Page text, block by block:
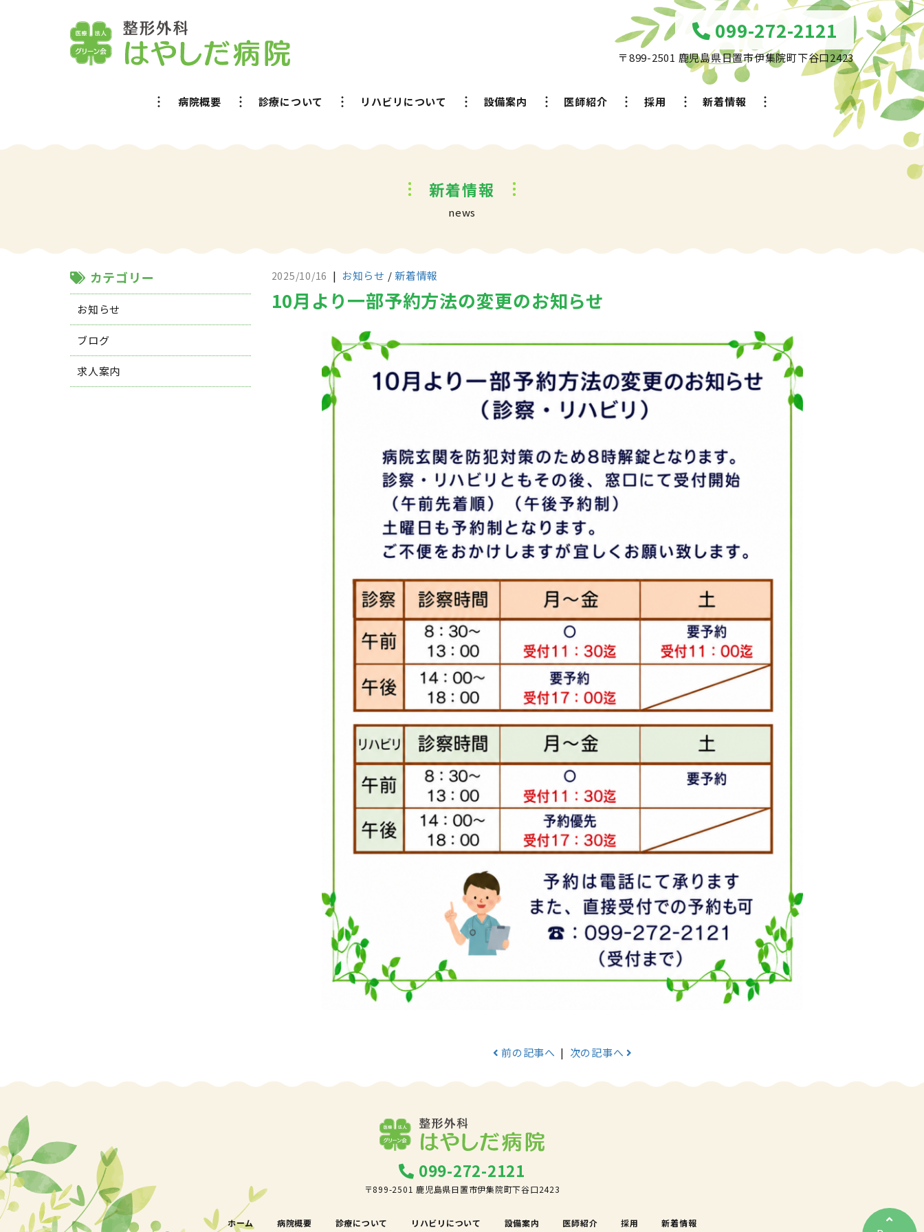
099-272-2121
〒899-2501 鹿児島県日置市伊集院町下谷口2423
病院概要 診療について リハビリについて 設備案内 医師紹介 採用 新着情報
新着情報
news
カテゴリー
お知らせ
ブログ
求人案内
2025/10/16 | お知らせ / 新着情報
10月より一部予約方法の変更のお知らせ
前の記事へ | 次の記事へ
099-272-2121
〒899-2501 鹿児島県日置市伊集院町下谷口2423
ホーム 病院概要 診療について リハビリについて 設備案内 医師紹介 採用 新着情報